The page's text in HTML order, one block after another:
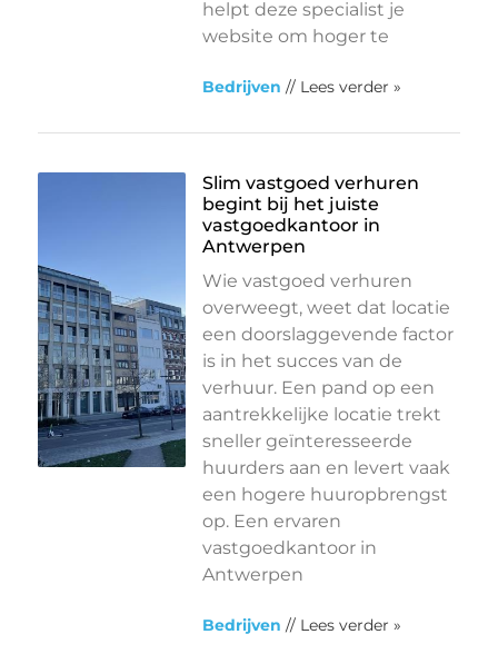
helpt deze specialist je
website om hoger te
Bedrijven // Lees verder »
Slim vastgoed verhuren
begint bij het juiste
vastgoedkantoor in
Antwerpen
Wie vastgoed verhuren
overweegt, weet dat locatie
een doorslaggevende factor
is in het succes van de
verhuur. Een pand op een
aantrekkelijke locatie trekt
sneller geïnteresseerde
huurders aan en levert vaak
een hogere huuropbrengst
op. Een ervaren
vastgoedkantoor in
Antwerpen
Bedrijven // Lees verder »